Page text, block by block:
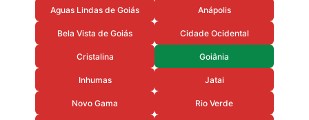
Aguas Lindas de Goiás Anápolis
Bela Vista de Goiás Cidade Ocidental
Cristalina Goiânia
Inhumas Jatai
Novo Gama Rio Verde